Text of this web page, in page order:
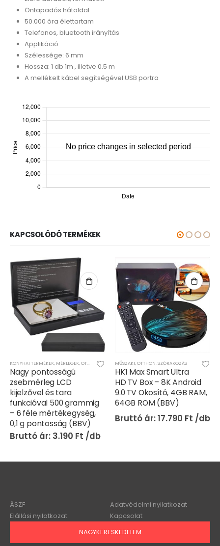
Öntapadós hátoldal
50.000 óra élettartam
Telefonos, bluetooth irányítás
Applikáció
Szélessége: 6 mm
Hossza: 1 db 1m , illetve 0.5 m
A mellékelt kábel segítségével USB portra
KAPCSOLÓDÓ TERMÉKEK
MŰSZAKI ,OTTHON,SZÓRAKOZÁS
HK1 Max Smart Ultra
HD TV Box – 8K Android
9.0 TV Okosító, 4GB RAM,
64GB ROM (BBV)
17.790Ft
KARÁCSONY,OTTHON
Hidegfehér, 100 LED-
es napelemes vízálló
kötélfény – 10 méteres
kültéri és beltéri
karácsonyi dekoráció
(FX) (BBV)
ÁSZF
Adatvédelmi nyilatkozat
Elállási nyilatkozat
Kapcsolat
NAGYKERESKEDELEM